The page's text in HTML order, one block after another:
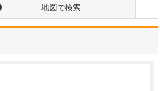
地図で検索
力を入れている診療がありましたら教えてくだ
私は、迅速かつ的確な診